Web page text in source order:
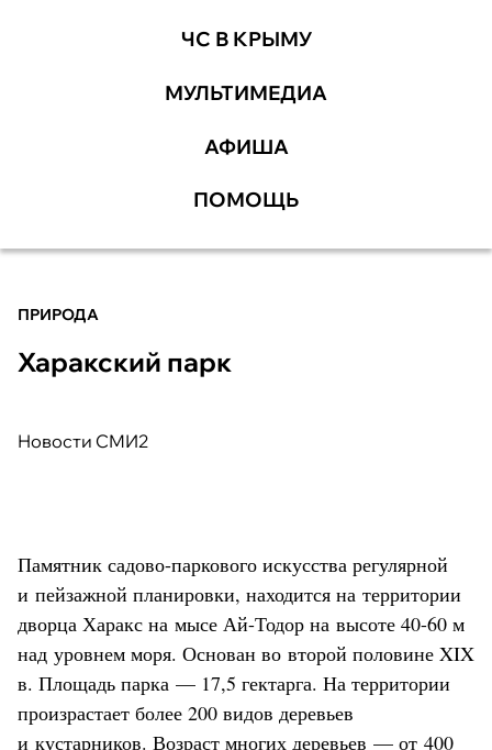
ЧС В КРЫМУ
МУЛЬТИМЕДИА
АФИША
ПОМОЩЬ
ПРИРОДА
Харакский парк
Памятник садово-паркового искусства регулярной
и пейзажной планировки, находится на территории
дворца Харакс на мысе Ай-Тодор на высоте 40-60 м
над уровнем моря. Основан во второй половине XIX
в. Площадь парка — 17,5 гектарга. На территории
произрастает более 200 видов деревьев
и кустарников. Возраст многих деревьев — от 400
Новости СМИ2